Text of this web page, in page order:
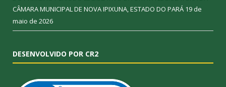
CÂMARA MUNICIPAL DE NOVA IPIXUNA, ESTADO DO PARÁ 19 de
maio de 2026
DESENVOLVIDO POR CR2